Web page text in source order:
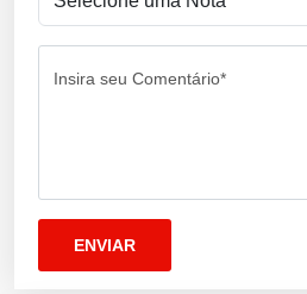
Insira seu Comentário*